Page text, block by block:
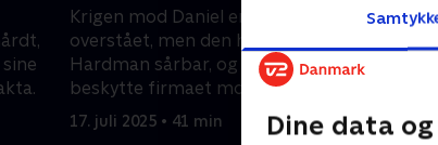
Dine data
Krigen mod Daniel er muligvis
overstået, men den har gjort Pearson
Hardman sårbar, og Harvey må
beskytte firmaet mod en rival.
17. juli 2025 • 41 min